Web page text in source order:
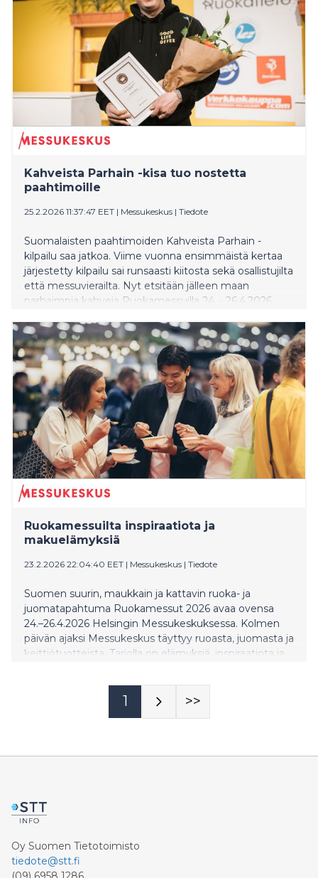
asetuksen näkökulmasta, pakkaussuunnittelu ja uudet
materiaalit.
Kahveista Parhain -kisa tuo nostetta
paahtimoille
25.2.2026 11:37:47 EET | Messukeskus | Tiedote
Suomalaisten paahtimoiden Kahveista Parhain -
kilpailu saa jatkoa. Viime vuonna ensimmäistä kertaa
järjestetty kilpailu sai runsaasti kiitosta sekä osallistujilta
että messuvierailta. Nyt etsitään jälleen maan
parhaimpia kahveja Ruokamessuilla 24. - 26.4.2026
Ruokamessuilta inspiraatiota ja
makuelämyksiä
23.2.2026 22:04:40 EET | Messukeskus | Tiedote
Suomen suurin, maukkain ja kattavin ruoka- ja
juomatapahtuma Ruokamessut 2026 avaa ovensa
24.–26.4.2026 Helsingin Messukeskuksessa. Kolmen
päivän ajaksi Messukeskus täyttyy ruoasta, juomasta ja
keittiötuotteista. Tarjolla on elämyksiä, inspiraatiota ja
1 >>
Oy Suomen Tietotoimisto
tiedote@stt.fi